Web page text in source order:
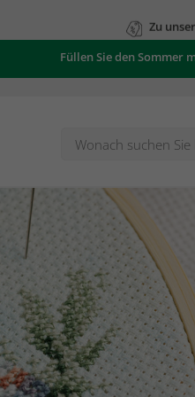
Zu
Füllen Sie den Sommer